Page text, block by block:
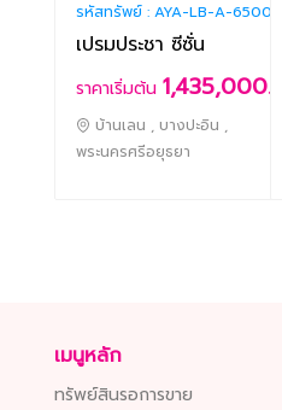
รหัสทรัพย์ : AYA-LB-A-650005
เปรมประชา ซีซั่น
ราคาเริ่มต้น 1,435,000.-
บ้านเลน , บางปะอิน ,
พระนครศรีอยุธยา
เมนูหลัก
ทรัพย์สินรอการขาย